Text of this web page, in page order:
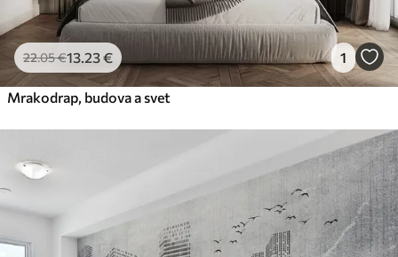
22.05€13 .23€ 1
Mrakodrap, budova a svet